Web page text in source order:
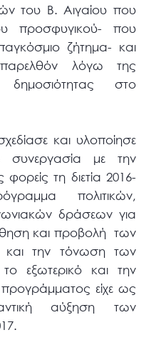
του Β. Αιγαίου που
προσφυγικού- που
ζήτημα- και
λόγω της
δημοσιότητας στο
και υλοποίησε
με την
τη διετία 2016-
πολιτικών,
δράσεων για
και προβολή των
και την τόνωση των
εξωτερικό και την
είχε ως
αύξηση των